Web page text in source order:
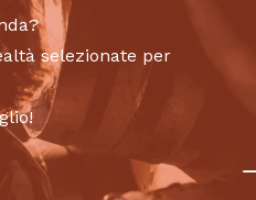
selezionate per